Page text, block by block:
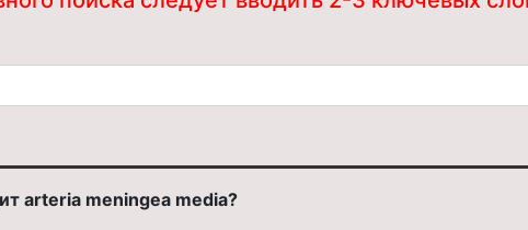
arteria meningea media?